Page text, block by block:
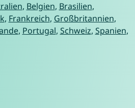
, Belgien, Brasilien,
, Frankreich, Großbritannien,
, Portugal, Schweiz, Spanien,